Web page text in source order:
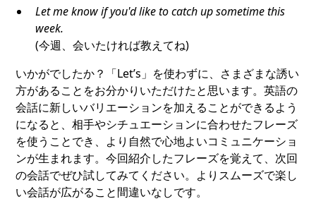
Let me know if you'd like to catch up sometime this
week.
(今週、会いたければ教えてね)
いかがでしたか？「Let’s」を使わずに、さまざまな誘い
方があることをお分かりいただけたと思います。英語の
会話に新しいバリエーションを加えることができるよう
になると、相手やシチュエーションに合わせたフレーズ
を使うことでき、より自然で心地よいコミュニケーショ
ンが生まれます。今回紹介したフレーズを覚えて、次回
の会話でぜひ試してみてください。よりスムーズで楽し
い会話が広がること間違いなしです。